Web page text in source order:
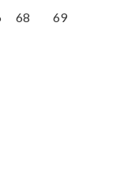
68 69